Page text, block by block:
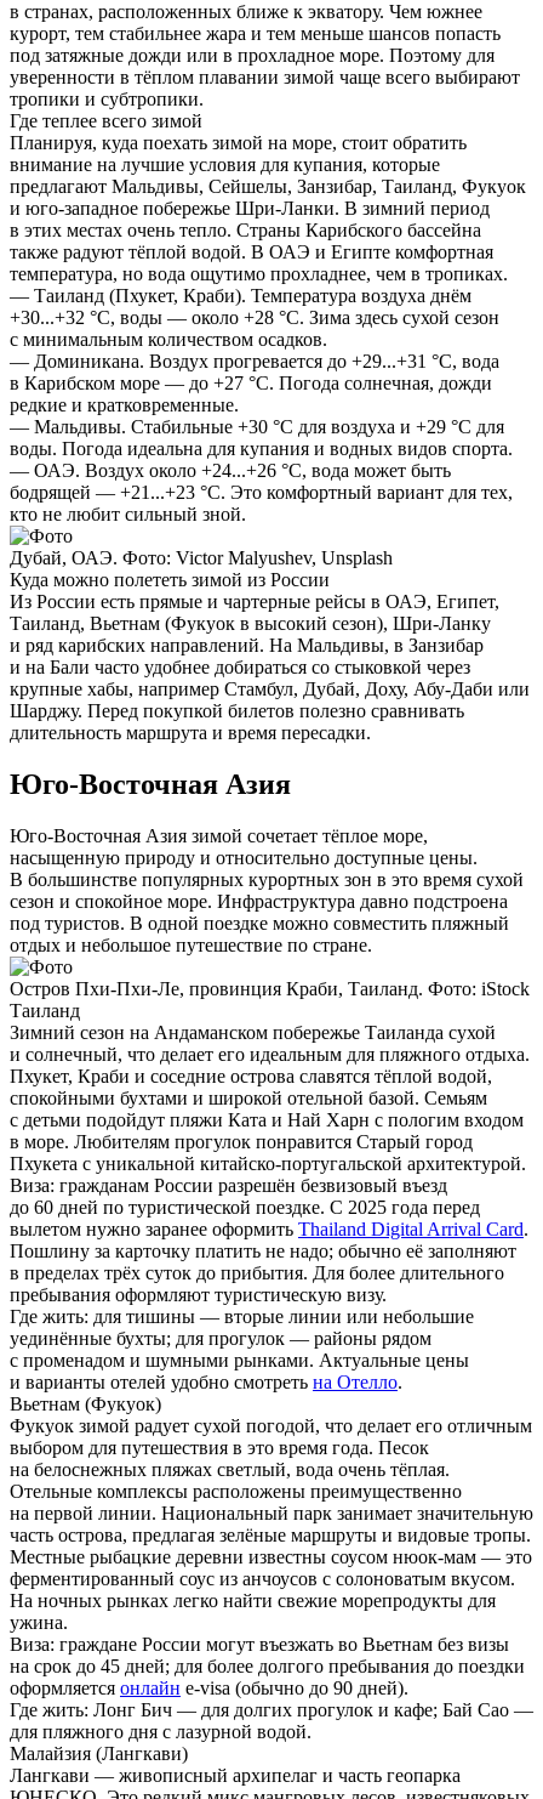
в странах, расположенных ближе к экватору. Чем южнее
курорт, тем стабильнее жара и тем меньше шансов попасть
под затяжные дожди или в прохладное море. Поэтому для
уверенности в тёплом плавании зимой чаще всего выбирают
тропики и субтропики.
Где теплее всего зимой
Планируя, куда поехать зимой на море, стоит обратить
внимание на лучшие условия для купания, которые
предлагают Мальдивы, Сейшелы, Занзибар, Таиланд, Фукуок
и юго-западное побережье Шри-Ланки. В зимний период
в этих местах очень тепло. Страны Карибского бассейна
также радуют тёплой водой. В ОАЭ и Египте комфортная
температура, но вода ощутимо прохладнее, чем в тропиках.
— Таиланд (Пхукет, Краби). Температура воздуха днём
+30...+32 °C, воды — около +28 °C. Зима здесь сухой сезон
с минимальным количеством осадков.
— Доминикана. Воздух прогревается до +29...+31 °C, вода
в Карибском море — до +27 °C. Погода солнечная, дожди
редкие и кратковременные.
— Мальдивы. Стабильные +30 °C для воздуха и +29 °C для
воды. Погода идеальна для купания и водных видов спорта.
— ОАЭ. Воздух около +24...+26 °C, вода может быть
бодрящей — +21...+23 °C. Это комфортный вариант для тех,
кто не любит сильный зной.
Дубай, ОАЭ. Фото: Victor Malyushev, Unsplash
Куда можно полететь зимой из России
Из России есть прямые и чартерные рейсы в ОАЭ, Египет,
Таиланд, Вьетнам (Фукуок в высокий сезон), Шри-Ланку
и ряд карибских направлений. На Мальдивы, в Занзибар
и на Бали часто удобнее добираться со стыковкой через
крупные хабы, например Стамбул, Дубай, Доху, Абу-Даби или
Шарджу. Перед покупкой билетов полезно сравнивать
длительность маршрута и время пересадки.
Юго-Восточная Азия
Юго-Восточная Азия зимой сочетает тёплое море,
насыщенную природу и относительно доступные цены.
В большинстве популярных курортных зон в это время сухой
сезон и спокойное море. Инфраструктура давно подстроена
под туристов. В одной поездке можно совместить пляжный
отдых и небольшое путешествие по стране.
Остров Пхи-Пхи-Ле, провинция Краби, Таиланд. Фото: iStock
Таиланд
Зимний сезон на Андаманском побережье Таиланда сухой
и солнечный, что делает его идеальным для пляжного отдыха.
Пхукет, Краби и соседние острова славятся тёплой водой,
спокойными бухтами и широкой отельной базой. Семьям
с детьми подойдут пляжи Ката и Най Харн с пологим входом
в море. Любителям прогулок понравится Старый город
Пхукета с уникальной китайско-португальской архитектурой.
Виза: гражданам России разрешён безвизовый въезд
до 60 дней по туристической поездке. С 2025 года перед
вылетом нужно заранее оформить Thailand Digital Arrival Card.
Пошлину за карточку платить не надо; обычно её заполняют
в пределах трёх суток до прибытия. Для более длительного
пребывания оформляют туристическую визу.
Где жить: для тишины — вторые линии или небольшие
уединённые бухты; для прогулок — районы рядом
с променадом и шумными рынками. Актуальные цены
и варианты отелей удобно смотреть на Отелло.
Вьетнам (Фукуок)
Фукуок зимой радует сухой погодой, что делает его отличным
выбором для путешествия в это время года. Песок
на белоснежных пляжах светлый, вода очень тёплая.
Отельные комплексы расположены преимущественно
на первой линии. Национальный парк занимает значительную
часть острова, предлагая зелёные маршруты и видовые тропы.
Местные рыбацкие деревни известны соусом нюок-мам — это
ферментированный соус из анчоусов с солоноватым вкусом.
На ночных рынках легко найти свежие морепродукты для
ужина.
Виза: граждане России могут въезжать во Вьетнам без визы
на срок до 45 дней; для более долгого пребывания до поездки
оформляется онлайн e-visa (обычно до 90 дней).
Где жить: Лонг Бич — для долгих прогулок и кафе; Бай Сао —
для пляжного дня с лазурной водой.
Малайзия (Лангкави)
Лангкави — живописный архипелаг и часть геопарка